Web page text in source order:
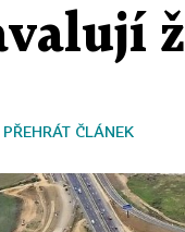
PŘEHRÁT ČLÁNEK